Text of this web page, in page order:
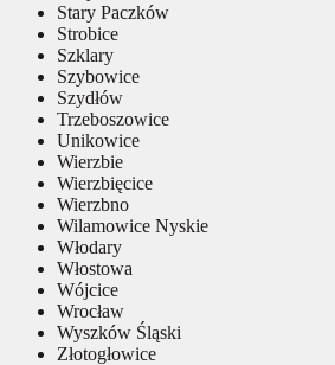
Stary Paczków
Strobice
Szklary
Szybowice
Szydłów
Trzeboszowice
Unikowice
Wierzbie
Wierzbięcice
Wierzbno
Wilamowice Nyskie
Włodary
Włostowa
Wójcice
Wrocław
Wyszków Śląski
Złotogłowice